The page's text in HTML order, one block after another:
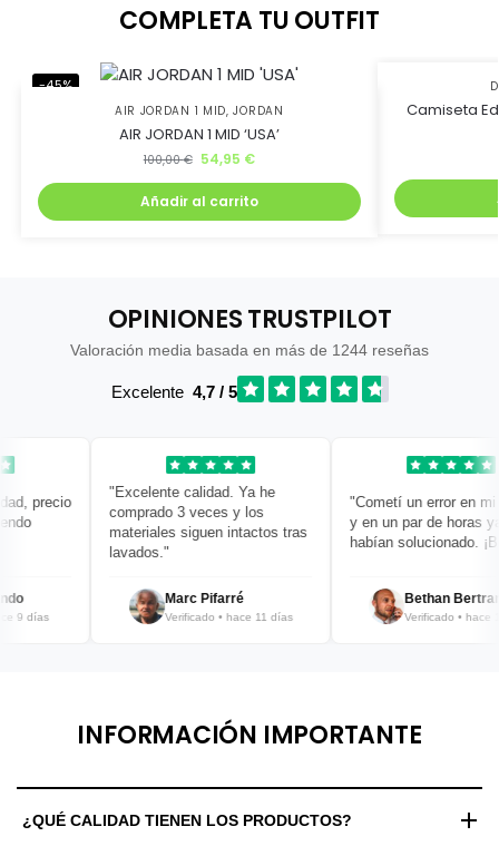
COMPLETA TU OUTFIT
-45%
AIR JORDAN 1 MID,JORDAN
AIR JORDAN 1 MID ‘USA’
100,00€ 54,95 €
Añadir al carrito
Camiseta
OPINIONES TRUSTPILOT
Valoración media basada en más de 1244 reseñas
Excelente 4,7 / 5
precio
"Excelente calidad. Ya he
comprado 3 veces y los
materiales siguen intactos tras
lavados."
Marc Pifarré
Verificado • hace 11 días
"Cometí un error en mi
y en un par de horas ya lo
habían solucionado.
Bethan Bertrand
Verificado • hace 12
INFORMACIÓN IMPORTANTE
¿QUÉ CALIDAD TIENEN LOS PRODUCTOS?
Quiero mi descuento